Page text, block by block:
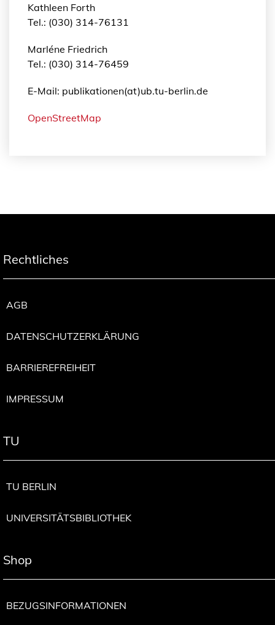
Kathleen Forth
Tel.: (030) 314-76131
Marléne Friedrich
Tel.: (030) 314-76459
E-Mail: publikationen(at)ub.tu-berlin.de
OpenStreetMap
Rechtliches
AGB
DATENSCHUTZERKLÄRUNG
BARRIEREFREIHEIT
IMPRESSUM
TU
TU BERLIN
UNIVERSITÄTSBIBLIOTHEK
Shop
BEZUGSINFORMATIONEN